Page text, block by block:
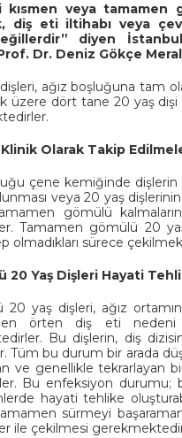
kısmen veya
diş eti iltihabı veya
diyen
Dr. Deniz Gökçe
ağız boşluğuna tam
üzere dört tane 20 yaş
Olarak Takip
çene kemiğinde dişlerin
veya 20 yaş
gömülü
Tamamen gömülü 20
olmadıkları sürece
20 Yaş Dişleri Hayati
20 yaş dişleri, ağız
örten diş eti
Bu dişlerin, diş
Tüm bu durum bir arada
ve genellikle tekrarlayan
Bu enfeksiyon durumu;
hayati tehlike
sürmeyi
ile çekilmesi